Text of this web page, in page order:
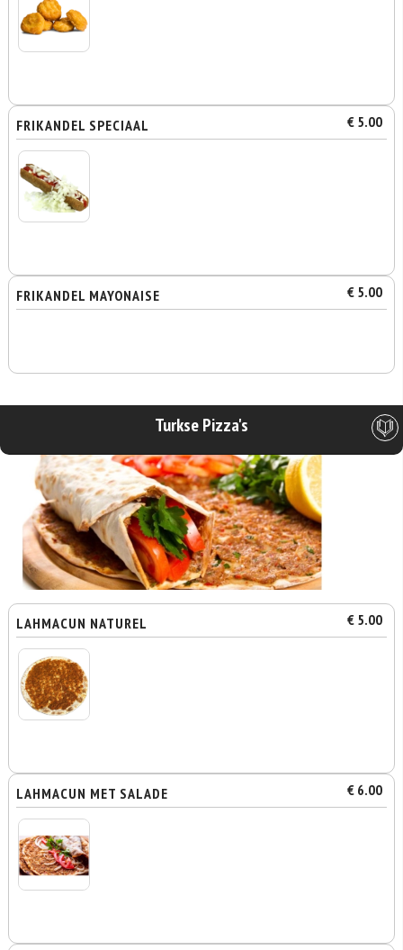
FRIKANDEL SPECIAAL € 5.00
FRIKANDEL MAYONAISE € 5.00
Turkse Pizza's
LAHMACUN NATUREL € 5.00
LAHMACUN MET SALADE € 6.00